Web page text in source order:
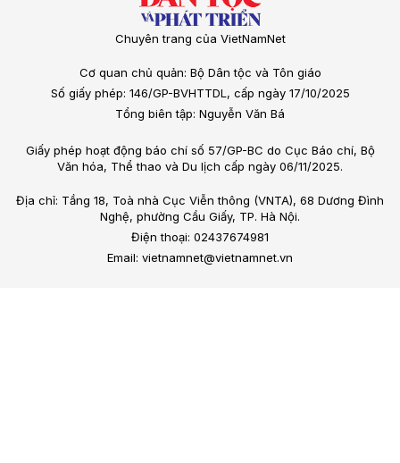
Chuyên trang của VietNamNet
Cơ quan chủ quản: Bộ Dân tộc và Tôn giáo
Số giấy phép: 146/GP-BVHTTDL, cấp ngày 17/10/2025
Tổng biên tập: Nguyễn Văn Bá
Giấy phép hoạt động báo chí số 57/GP-BC do Cục Báo chí, Bộ
Văn hóa, Thể thao và Du lịch cấp ngày 06/11/2025.
Địa chỉ: Tầng 18, Toà nhà Cục Viễn thông (VNTA), 68 Dương Đình
Nghệ, phường Cầu Giấy, TP. Hà Nội.
Điện thoại: 02437674981
Email: vietnamnet@vietnamnet.vn